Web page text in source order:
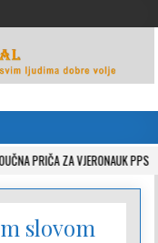
ZA VJERONAUK PPS
slovom